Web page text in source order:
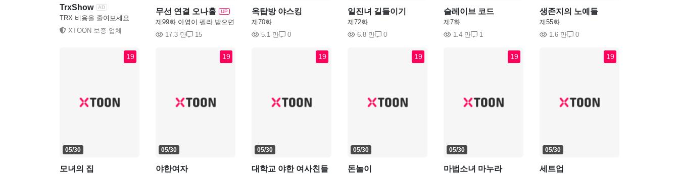
TrxShow AD
TRX 비용을 줄여보세요
XTOON 보증 업체
무선 연결 오나홀 UP
제99화 아영이 펠라 받으면
서 혜윤이 보ㅈ 만지기!?
17.3 만 15
옥탑방 야스킹
제70화
5.1 만
0
일진녀 길들이기
제72화
6.8 만
0
슬레이브 코드
제7화
1.4 만
1
생존지의 노예들
제55화
1.6 만
0
19
05/30
모녀의 집
19
05/30
야한여자
19
05/30
대학교 야한 여사친들
19
05/30
돈놀이
19
05/30
마법소녀 마누라
19
05/30
세트업